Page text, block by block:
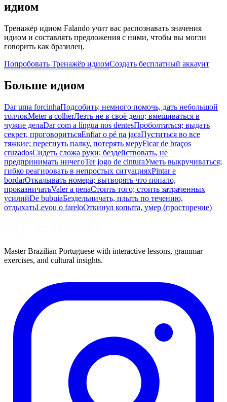
идиом
Тренажёр идиом Falando учит вас распознавать значения
идиом и составлять предложения с ними, чтобы вы могли
говорить как бразилец.
Попробовать Тренажёр идиомСоздать бесплатный аккаунт
Больше идиом
Dar uma forcinhaПодсобить; немного помочь, дать небольшой
толчокMeter a colherЛезть не в своё дело; вмешиваться в
чужие делаDar com a língua nos dentesПроболтаться; выдать
секрет, проговоритьсяEnfiar o pé na jacaПуститься во все
тяжкие; перегнуть палку, потерять меруFicar de braços
cruzadosСидеть сложа руки; бездействовать, не
предпринимать ничегоTer jogo de cinturaУметь выкручиваться;
гибко реагировать в непростых ситуацияхPintar e
bordarОткалывать номера; вытворять что попало,
проказничатьValer a penaСтоить того; стоить затраченных
усилийDe bubuiaБездельничать, плыть по течению,
отдыхатьLevou o fareloОткинул копыта, умер (просторечие)
Master Brazilian Portuguese with interactive lessons, grammar
exercises, and cultural insights.